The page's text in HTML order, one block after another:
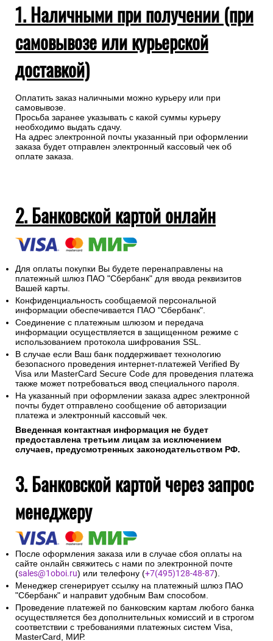
1. Наличными при получении (при
самовывозе или курьерской
доставкой)
Оплатить заказ наличными можно курьеру или при
самовывозе.
Просьба заранее указывать с какой суммы курьеру
необходимо выдать сдачу.
На адрес электронной почты указанный при оформлении
заказа будет отправлен электронный кассовый чек об
оплате заказа.
2. Банковской картой онлайн
Для оплаты покупки Вы будете перенаправлены на
платежный шлюз ПАО "Сбербанк" для ввода реквизитов
Вашей карты.
Конфиденциальность сообщаемой персональной
информации обеспечивается ПАО "Сбербанк".
Соединение с платежным шлюзом и передача
информации осуществляется в защищенном режиме с
использованием протокола шифрования SSL.
В случае если Ваш банк поддерживает технологию
безопасного проведения интернет-платежей Verified By
Visa или MasterCard Secure Code для проведения платежа
также может потребоваться ввод специального пароля.
На указанный при оформлении заказа адрес электронной
почты будет отправлено сообщение об авторизации
платежа и электронный кассовый чек.
Введенная контактная информация не будет
предоставлена третьим лицам за исключением
случаев, предусмотренных законодательством РФ.
3. Банковской картой через запрос
менеджеру
После оформления заказа или в случае сбоя оплаты на
сайте онлайн свяжитесь с нами по электронной почте
(sales@1oboi.ru) или телефону (+7(495)128-48-87).
Менеджер сгенерирует ссылку на платежный шлюз ПАО
"Сбербанк" и направит удобным Вам способом.
Проведение платежей по банковским картам любого банка
осуществляется без дополнительных комиссий и в строгом
соответствии с требованиями платежных систем Visa,
MasterCard, МИР.